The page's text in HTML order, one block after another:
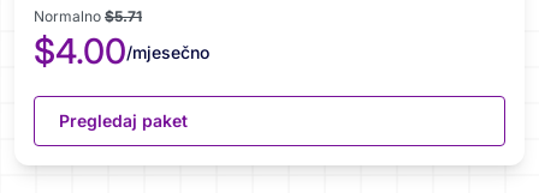
Normalno $5.71
$4.00/mjesečno
Pregledaj paket